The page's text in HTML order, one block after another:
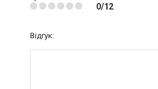
0/12
Відгук: